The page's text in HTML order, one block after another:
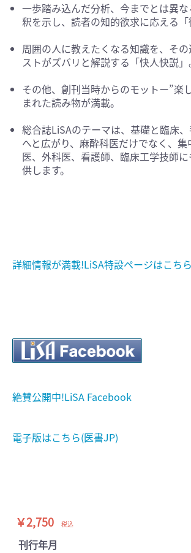
一歩踏み込んだ分析、今までとは異
釈を示し、読者の知的欲求に応える「
周囲の人に教えたくなる知識を、そ
ストがズバリと解説する「快人快説」
その他、創刊当時からのモットー”楽
まれた読み物が満載。
総合誌LiSAのテーマは、基礎と臨床
へと広がり、麻酔科医だけでなく、
医、外科医、看護師、臨床工学技師
供します。
詳細情報が満載!LiSA特設ページはこちら
絶賛公開中!LiSA Facebook
電子版はこちら(医書JP)
￥2,750 税込
刊行年月